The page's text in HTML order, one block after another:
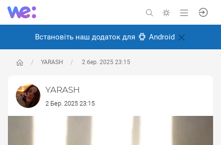
Встановіть наш додаток для Android
YARASH 2 бер. 2025 23:15
YARASH
2 Бер. 2025 23:15